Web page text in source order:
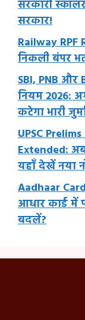
सरकारी
सरकार!
Railway RPF
निकली बंपर
SBI, PNB और
नियम 2026:
कटेगा भारी
UPSC
Extended:
यहाँ देखें नया
Aadhaar
आधार कार्ड में
बदलें?